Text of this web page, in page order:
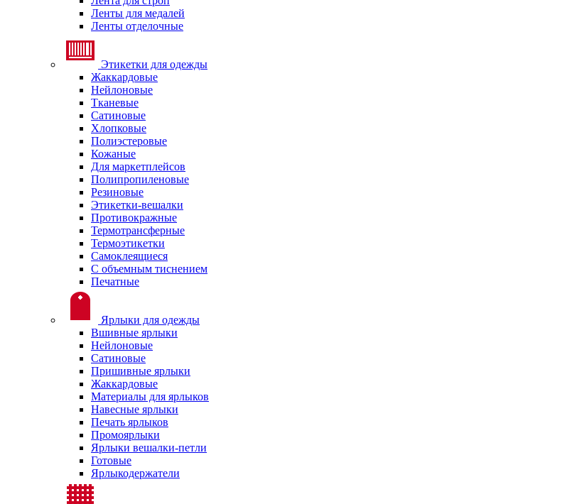
Ленты для медалей
Ленты отделочные
Этикетки для одежды
Жаккардовые
Нейлоновые
Тканевые
Сатиновые
Хлопковые
Полиэстеровые
Кожаные
Для маркетплейсов
Полипропиленовые
Резиновые
Этикетки-вешалки
Противокражные
Термотрансферные
Термоэтикетки
Самоклеящиеся
С объемным тиснением
Печатные
Ярлыки для одежды
Вшивные ярлыки
Нейлоновые
Сатиновые
Пришивные ярлыки
Жаккардовые
Материалы для ярлыков
Навесные ярлыки
Печать ярлыков
Промоярлыки
Ярлыки вешалки-петли
Готовые
Ярлыкодержатели